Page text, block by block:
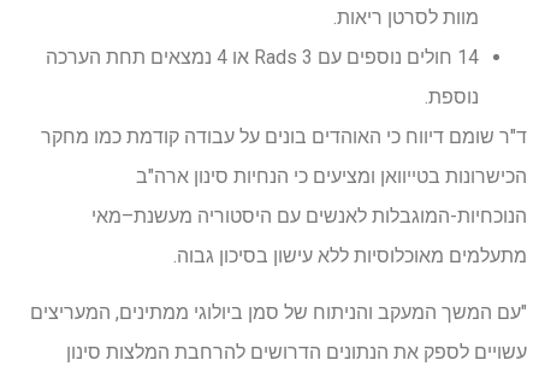
מוות לסרטן ריאות.
14 חולים נוספים עם Rads 3 או 4 נמצאים תחת הערכה
נוספת.
ד"ר שומם דיווח כי האוהדים בונים על עבודה קודמת כמו מחקר
הכישרונות בטייוואן ומציעים כי הנחיות סינון ארה"ב
הנוכחיות-המוגבלות לאנשים עם היסטוריה מעשנת–מאי
מתעלמים מאוכלוסיות ללא עישון בסיכון גבוה.
"עם המשך המעקב והניתוח של סמן ביולוגי ממתינים, המעריצים
עשויים לספק את הנתונים הדרושים להרחבת המלצות סינון